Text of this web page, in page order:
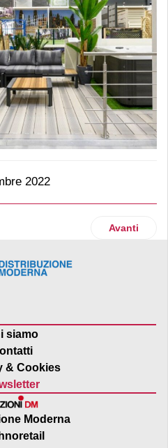
2022
Sigma Campania si espande
Articolo
Avanti
siamo
& Cookies
Moderna